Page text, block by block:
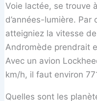
Voie lactée, se trouve
d’années-lumière.
atteigniez la vitesse
Andromède prendrait
Avec un avion
km/h, il faut environ
Quelles sont les